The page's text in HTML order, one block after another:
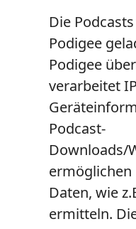
Die
Podigee
Podigee
verarbeitet
Podcast-
Downloads/
Daten, wie
ermitteln.